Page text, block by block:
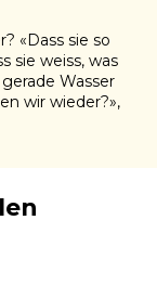
«Dass sie so
sie weiss, was
Wasser
wir wieder?»,